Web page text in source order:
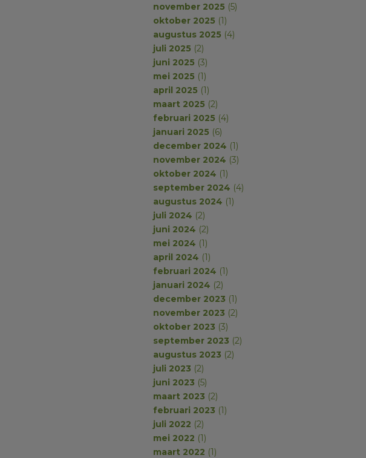
november 2025 (5)
oktober 2025 (1)
augustus 2025 (4)
juli 2025 (2)
juni 2025 (3)
mei 2025 (1)
april 2025 (1)
maart 2025 (2)
februari 2025 (4)
januari 2025 (6)
december 2024 (1)
november 2024 (3)
oktober 2024 (1)
september 2024 (4)
augustus 2024 (1)
juli 2024 (2)
juni 2024 (2)
mei 2024 (1)
april 2024 (1)
februari 2024 (1)
januari 2024 (2)
december 2023 (1)
november 2023 (2)
oktober 2023 (3)
september 2023 (2)
augustus 2023 (2)
juli 2023 (2)
juni 2023 (5)
maart 2023 (2)
februari 2023 (1)
juli 2022 (2)
mei 2022 (1)
maart 2022 (1)